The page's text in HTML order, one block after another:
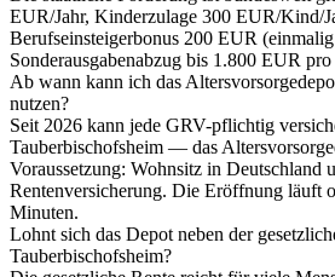
EUR/Jahr, Kinderzulage 300 EUR/Kind/
Berufseinsteigerbonus 200 EUR
Sonderausgabenabzug bis 1.800 EUR pro
Ab wann kann ich das
nutzen?
Seit 2026 kann jede GRV-pflichtig
Tauberbischofsheim — das
Voraussetzung: Wohnsitz in Deutschland
Rentenversicherung. Die Eröffnung läuft
Minuten.
Lohnt sich das Depot neben der
Tauberbischofsheim?